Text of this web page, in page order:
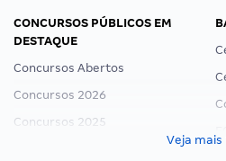
CONCURSOS PÚBLICOS EM
DESTAQUE
Concursos Abertos
Concursos 2026
Concursos 2025
Veja mais